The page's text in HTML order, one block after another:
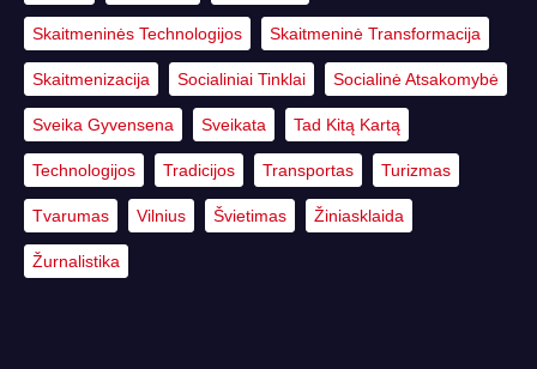
Skaitmeninės Technologijos Skaitmeninė Transformacija
Skaitmenizacija Socialiniai Tinklai Socialinė Atsakomybė
Sveika Gyvensena Sveikata Tad Kitą Kartą
Technologijos Tradicijos Transportas Turizmas
Tvarumas Vilnius Švietimas Žiniasklaida
Žurnalistika